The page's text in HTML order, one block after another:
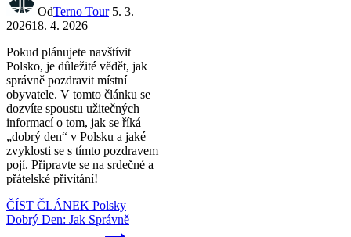
OdTerno Tour 5. 3.
202618. 4. 2026
Pokud plánujete navštívit
Polsko, je důležité vědět, jak
správně pozdravit místní
obyvatele. V tomto článku se
dozvíte spoustu užitečných
informací o tom, jak se říká
„dobrý den“ v Polsku a jaké
zvyklosti se s tímto pozdravem
pojí. Připravte se na srdečné a
přátelské přivítání!
ČÍST ČLÁNEK Polsky
Dobrý Den: Jak Správně